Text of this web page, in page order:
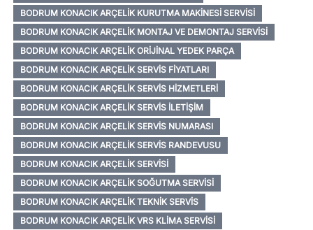
BODRUM KONACIK ARÇELIK KURUTMA MAKINESI SERVISI
BODRUM KONACIK ARÇELIK MONTAJ VE DEMONTAJ SERVISI
BODRUM KONACIK ARÇELIK ORIJINAL YEDEK PARÇA
BODRUM KONACIK ARÇELIK SERVIS FIYATLARI
BODRUM KONACIK ARÇELIK SERVIS HIZMETLERI
BODRUM KONACIK ARÇELIK SERVIS İLETIŞIM
BODRUM KONACIK ARÇELIK SERVIS NUMARASI
BODRUM KONACIK ARÇELIK SERVIS RANDEVUSU
BODRUM KONACIK ARÇELIK SERVISI
BODRUM KONACIK ARÇELIK SOĞUTMA SERVISI
BODRUM KONACIK ARÇELIK TEKNIK SERVIS
BODRUM KONACIK ARÇELIK VRS KLIMA SERVISI